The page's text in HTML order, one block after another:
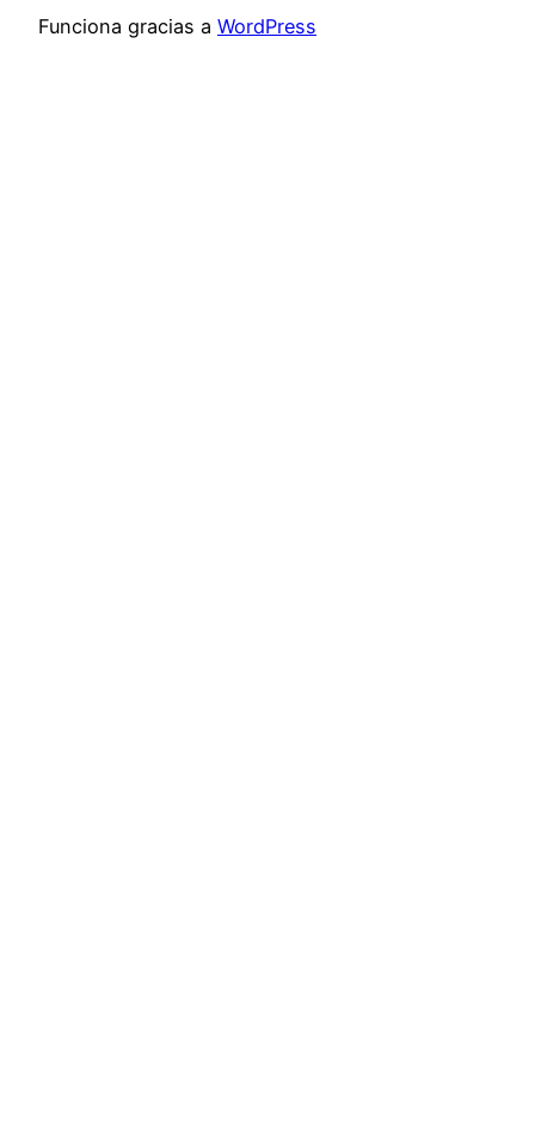
Funciona gracias a WordPress